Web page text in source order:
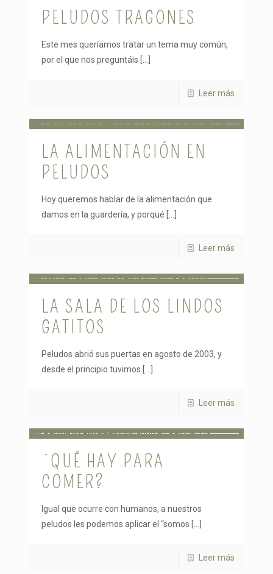
PELUDOS TRAGONES
Este mes queríamos tratar un tema muy común,
por el que nos preguntáis […]
Leer más
LA ALIMENTACIÓN EN
PELUDOS
Hoy queremos hablar de la alimentación que
damos en la guardería, y porqué […]
Leer más
LA SALA DE LOS LINDOS
GATITOS
Peludos abrió sus puertas en agosto de 2003, y
desde el principio tuvimos […]
Leer más
¿QUÉ HAY PARA
COMER?
Igual que ocurre con humanos, a nuestros
peludos les podemos aplicar el “somos […]
Leer más